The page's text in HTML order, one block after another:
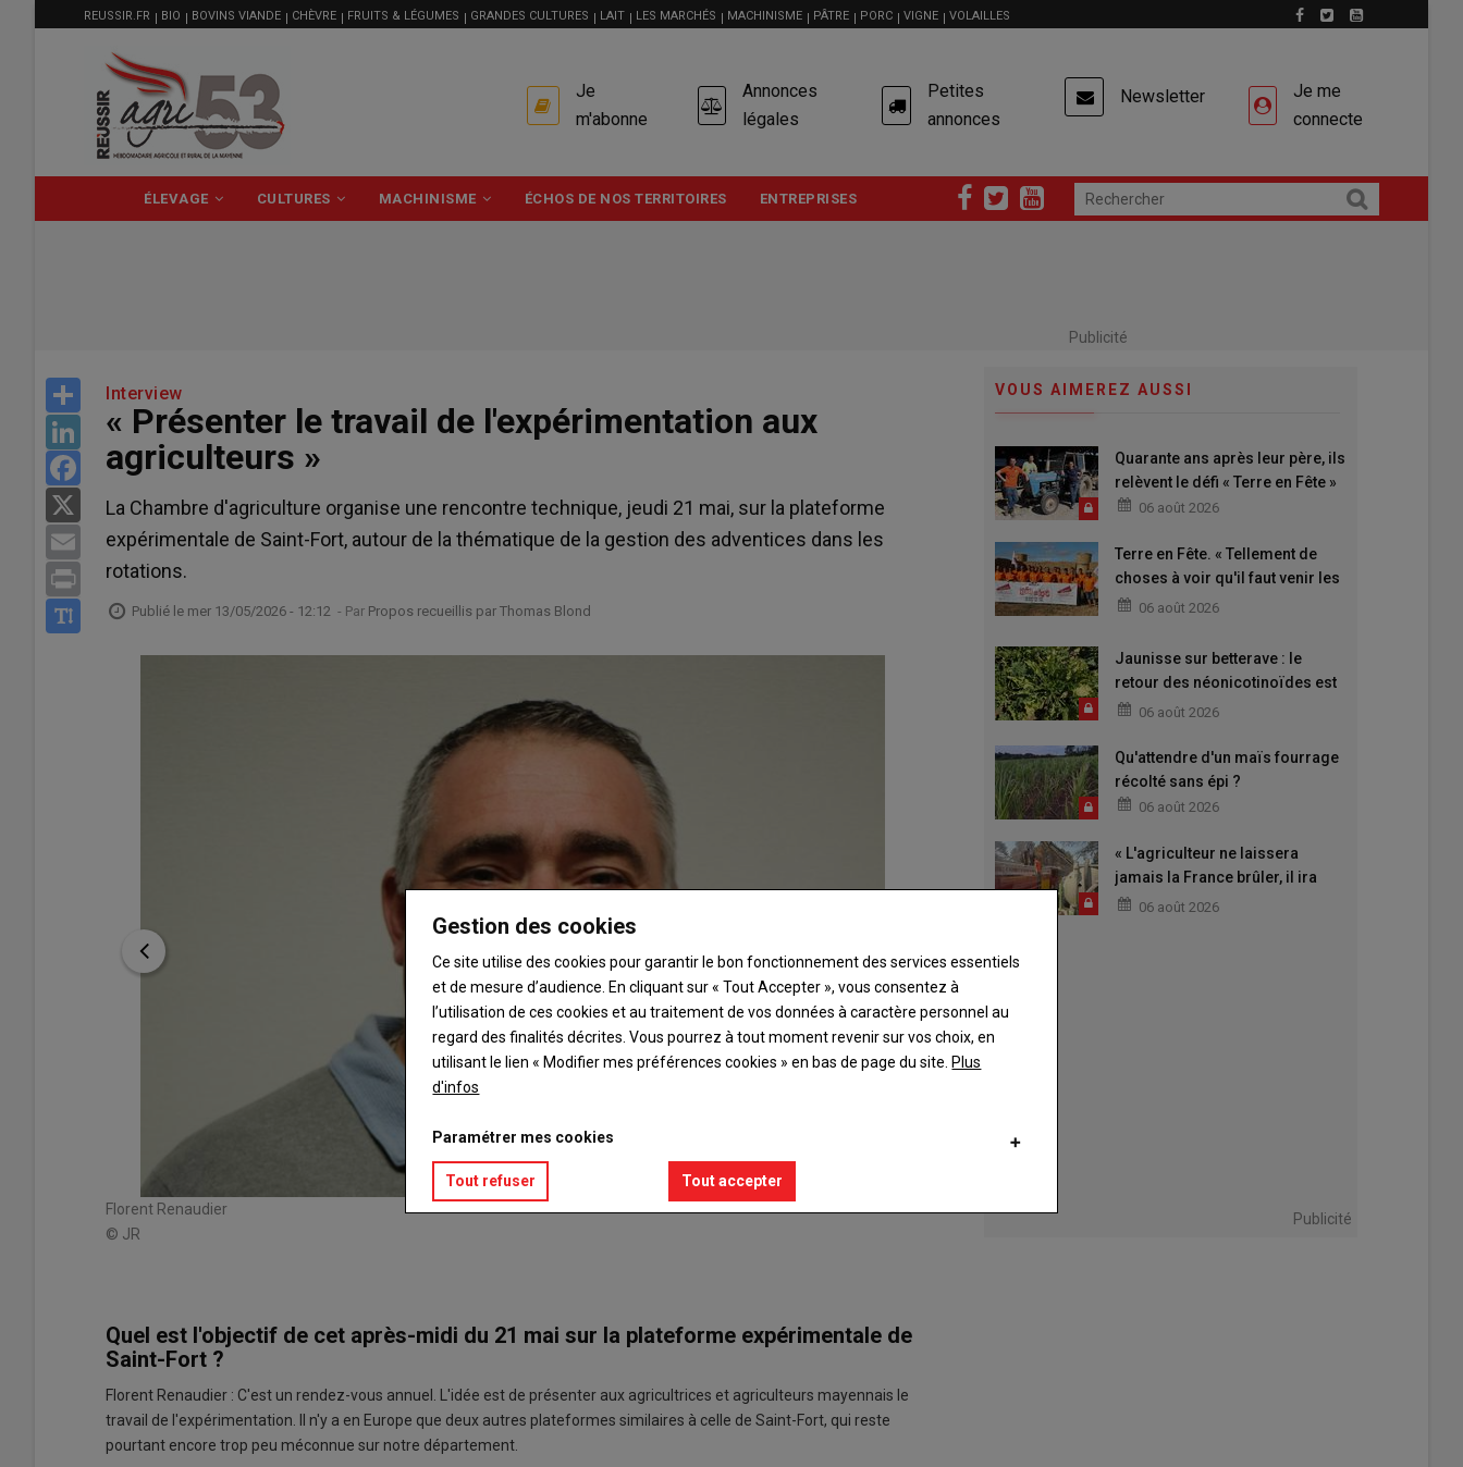
MENU
FILIÈRE
REUSSIR.FR BIO BOVINS VIANDE CHÈVRE FRUITS & LÉGUMES GRANDES CULTURES LAIT LES MARCHÉS MACHINISME PÂTRE PORC VIGNE VOLAILLES
USER
ACCOUNT
MENU
Je
m'abonne
Annonces
légales
Petites
annonces
Newsletter
Je me
connecte
PRINCIPALE
ÉLEVAGE CULTURES MACHINISME ÉCHOS DE NOS TERRITOIRES ENTREPRISES
Publicité
Share
LinkedIn
Facebook
Email
Print
Interview
« Présenter le travail de l'expérimentation aux
agriculteurs »
La Chambre d'agriculture organise une rencontre technique, jeudi 21 mai, sur la plateforme
expérimentale de Saint-Fort, autour de la thématique de la gestion des adventices dans les
rotations.
Publié le mer 13/05/2026 - 12:12 - Par Propos recueillis par Thomas Blond
Florent Renaudier
© JR
tracteur traditionnel, avec un relevage avant et arrière, prise de force arrière
Quel est l'objectif de cet après-midi du 21 mai sur la plateforme expérimentale de
Saint-Fort ?
Florent Renaudier : C'est un rendez-vous annuel. L'idée est de présenter aux agricultrices et agriculteurs mayennais le
travail de l'expérimentation. Il n'y a en Europe que deux autres plateformes similaires à celle de Saint-Fort, qui reste
pourtant encore trop peu méconnue sur notre département.
VOUS AIMEREZ AUSSI
Quarante ans après leur père, ils
relèvent le défi « Terre en Fête »
06 août 2026
Terre en Fête. « Tellement de
choses à voir qu'il faut venir les
deux jours »
06 août 2026
Jaunisse sur betterave : le
retour des néonicotinoïdes est
attendu
06 août 2026
Qu'attendre d'un maïs fourrage
récolté sans épi ?
06 août 2026
« L'agriculteur ne laissera
jamais la France brûler, il ira
aider »06 août 2026
Publicité
Gestion des cookies
Ce site utilise des cookies pour garantir le bon fonctionnement des services essentiels
et de mesure d’audience. En cliquant sur « Tout Accepter », vous consentez à
l’utilisation de ces cookies et au traitement de vos données à caractère personnel au
regard des finalités décrites. Vous pourrez à tout moment revenir sur vos choix, en
utilisant le lien « Modifier mes préférences cookies » en bas de page du site. Plus
d'infos
Paramétrer mes cookies
Tout refuser Tout accepter